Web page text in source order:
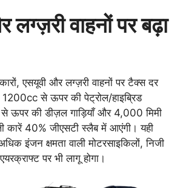
वाहनों पर बढ़ा
एसयूवी और लग्ज़री वाहनों पर टैक्स दर
1200cc से ऊपर की पेट्रोल/हाइब्रिड
ऊपर की डीज़ल गाड़ियाँ और 4,000 मिमी
कारें 40% जीएसटी स्लैब में आएंगी। यही
इंजन क्षमता वाली मोटरसाइकिलों, निजी
पर भी लागू होगा।